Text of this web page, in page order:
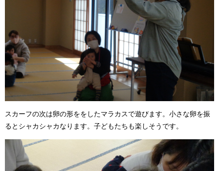
スカーフの次は卵の形ををしたマラカスで遊びます。小さな卵を振
るとシャカシャカなります。子どもたちも楽しそうです。